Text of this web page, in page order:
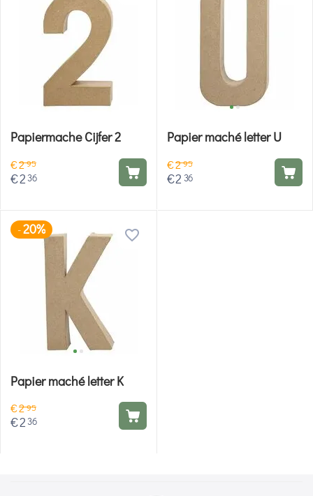
Papiermache Cijfer 2
€295
€2 36
Papier maché letter U
€295
€2 36
-20%
Papier maché letter K
€295
€2 36